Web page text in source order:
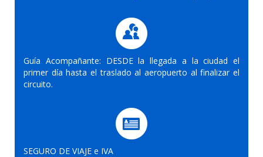
Guía Acompañante: DESDE la llegada a la ciudad el
primer día hasta el traslado al aeropuerto al finalizar el
circuito.
SEGURO DE VIAJE e IVA